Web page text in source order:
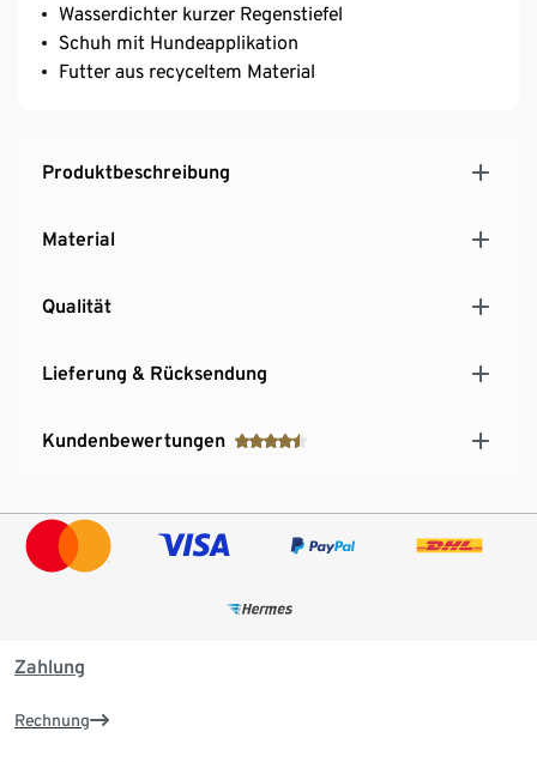
Wasserdichter kurzer Regenstiefel
Schuh mit Hundeapplikation
Futter aus recyceltem Material
Produktbeschreibung
Material
Qualität
Lieferung & Rücksendung
Kundenbewertungen
Zahlung
Rechnung